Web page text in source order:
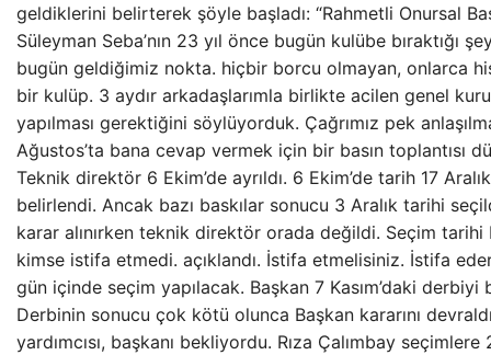
geldiklerini belirterek şöyle başladı: “Rahmetli Onursal
Süleyman Seba’nın 23 yıl önce bugün kulübe bıraktığı
bugün geldiğimiz nokta. hiçbir borcu olmayan, onlarca
bir kulüp. 3 aydır arkadaşlarımla birlikte acilen genel
yapılması gerektiğini söylüyorduk. Çağrımız pek
Ağustos’ta bana cevap vermek için bir basın toplantısı
Teknik direktör 6 Ekim’de ayrıldı. 6 Ekim’de tarih 17
belirlendi. Ancak bazı baskılar sonucu 3 Aralık tarihi
karar alınırken teknik direktör orada değildi. Seçim tarihi
kimse istifa etmedi. açıklandı. İstifa etmelisiniz. İstifa
gün içinde seçim yapılacak. Başkan 7 Kasım’daki derbiyi
Derbinin sonucu çok kötü olunca Başkan kararını
yardımcısı, başkanı bekliyordu. Rıza Çalımbay